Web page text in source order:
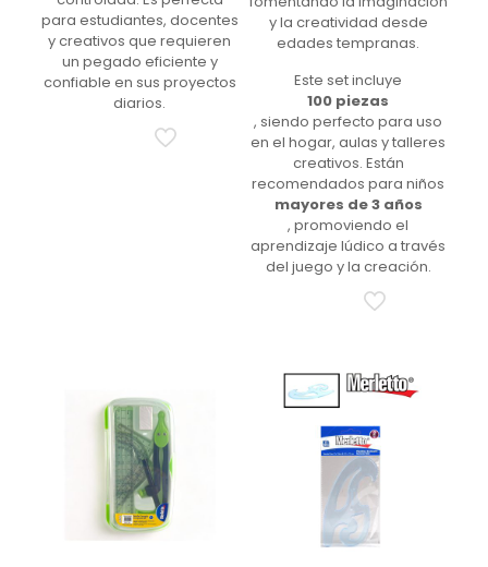
para estudiantes, docentes
y creativos que requieren
un pegado eficiente y
confiable en sus proyectos
diarios.
y la creatividad desde
edades tempranas.
Este set incluye
100 piezas
, siendo perfecto para uso
en el hogar, aulas y talleres
creativos. Están
recomendados para niños
mayores de 3 años
, promoviendo el
aprendizaje lúdico a través
del juego y la creación.